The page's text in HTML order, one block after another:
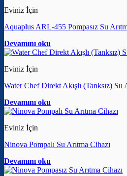
Eviniz İçin
Aquaplus ARL-455 Pompasız Su
Devamını oku
Eviniz İçin
Water Chef Direkt Akışlı (Tanksız) Su
Devamını oku
Eviniz İçin
Ninova Pompalı Su Arıtma Cihazı
Devamını oku